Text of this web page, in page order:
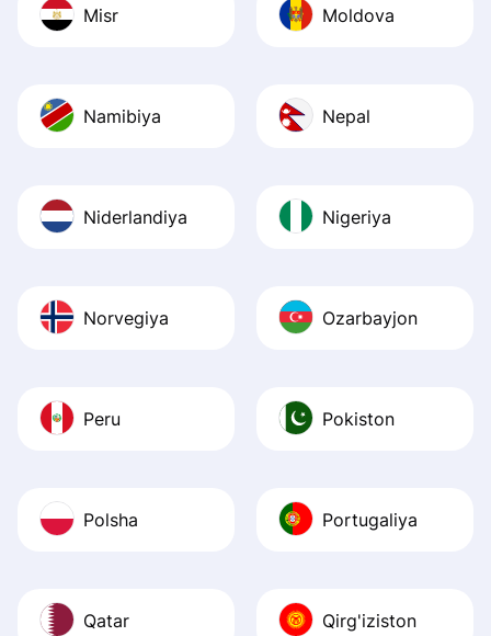
Misr Moldova
Namibiya Nepal
Niderlandiya Nigeriya
Norvegiya Ozarbayjon
Peru Pokiston
Polsha Portugaliya
Qatar Qirg'iziston